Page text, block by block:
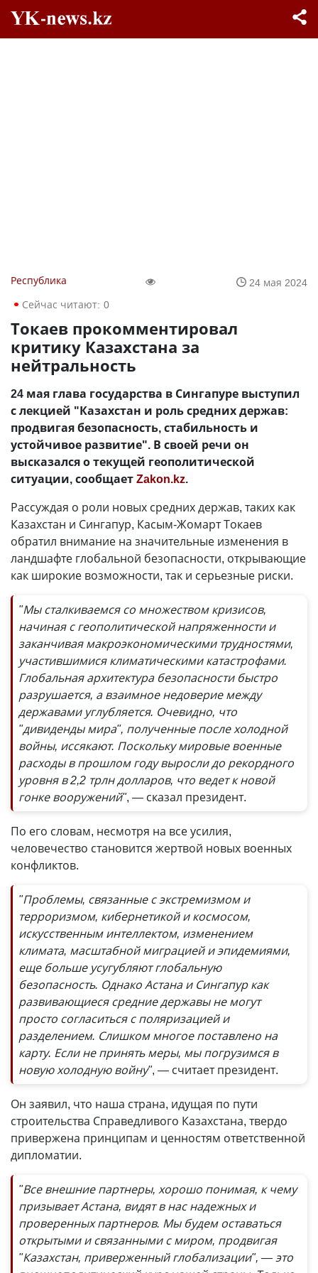
Республика
24 мая 2024
Сейчас читают: 0
Токаев прокомментировал
критику Казахстана за
нейтральность
24 мая глава государства в Сингапуре выступил
с лекцией "Казахстан и роль средних держав:
продвигая безопасность, стабильность и
устойчивое развитие". В своей речи он
высказался о текущей геополитической
ситуации, сообщаетZakon.kz.
Рассуждая о роли новых средних держав, таких как
Казахстан и Сингапур, Касым-Жомарт Токаев
обратил внимание на значительные изменения в
ландшафте глобальной безопасности, открывающие
как широкие возможности, так и серьезные риски.
"Мы сталкиваемся со множеством кризисов,
начиная с геополитической напряженности и
заканчивая макроэкономическими трудностями,
участившимися климатическими катастрофами.
Глобальная архитектура безопасности быстро
разрушается, а взаимное недоверие между
державами углубляется. Очевидно, что
"дивиденды мира", полученные после холодной
войны, иссякают. Поскольку мировые военные
расходы в прошлом году выросли до рекордного
уровня в 2,2 трлн долларов, что ведет к новой
гонке вооружений", — сказал президент.
По его словам, несмотря на все усилия,
человечество становится жертвой новых военных
конфликтов.
"Проблемы, связанные с экстремизмом и
терроризмом, кибернетикой и космосом,
искусственным интеллектом, изменением
климата, масштабной миграцией и эпидемиями,
еще больше усугубляют глобальную
безопасность. Однако Астана и Сингапур как
развивающиеся средние державы не могут
просто согласиться с поляризацией и
разделением. Слишком многое поставлено на
карту. Если не принять меры, мы погрузимся в
новую холодную войну", — считает президент.
Он заявил, что наша страна, идущая по пути
строительства Справедливого Казахстана, твердо
привержена принципам и ценностям ответственной
дипломатии.
"Все внешние партнеры, хорошо понимая, к чему
призывает Астана, видят в нас надежных и
проверенных партнеров. Мы будем оставаться
открытыми и связанными с миром, продвигая
"Казахстан, приверженный глобализации", — это